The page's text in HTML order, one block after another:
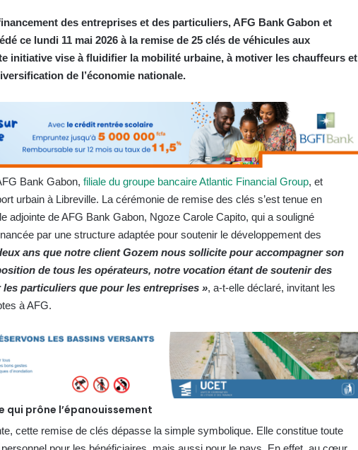
des entreprises et des particuliers, AFG Bank Gabon et
ce lundi 11 mai 2026 à la remise de 25 clés de véhicules aux
initiative vise à fluidifier la mobilité urbaine, à motiver les chauffeurs et
de l’économie nationale.
Bank Gabon, filiale du groupe bancaire Atlantic Financial Group, et
urbain à Libreville. La cérémonie de remise des clés s’est tenue en
adjointe de AFG Bank Gabon, Ngoze Carole Capito, qui a souligné
par une structure adaptée pour soutenir le développement des
ans que notre client Gozem nous sollicite pour accompagner son
de tous les opérateurs, notre vocation étant de soutenir des
particuliers que pour les entreprises », a-t-elle déclaré, invitant les
à AFG.
qui prône l’épanouissement
cette remise de clés dépasse la simple symbolique. Elle constitue toute